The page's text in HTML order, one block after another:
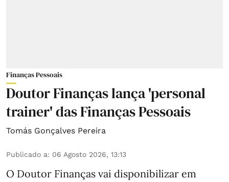
Finanças Pessoais
Doutor Finanças lança 'personal
trainer' das Finanças Pessoais
Tomás Gonçalves Pereira
Publicado a: 06 Agosto 2026, 13:13
O Doutor Finanças vai disponibilizar em